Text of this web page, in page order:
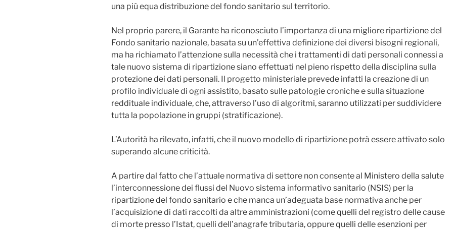
una più equa distribuzione del fondo sanitario sul territorio.
Nel proprio parere, il Garante ha riconosciuto l’importanza di una migliore ripartizione del
Fondo sanitario nazionale, basata su un’effettiva definizione dei diversi bisogni regionali,
ma ha richiamato l’attenzione sulla necessità che i trattamenti di dati personali connessi a
tale nuovo sistema di ripartizione siano effettuati nel pieno rispetto della disciplina sulla
protezione dei dati personali. Il progetto ministeriale prevede infatti la creazione di un
profilo individuale di ogni assistito, basato sulle patologie croniche e sulla situazione
reddituale individuale, che, attraverso l’uso di algoritmi, saranno utilizzati per suddividere
tutta la popolazione in gruppi (stratificazione).
L’Autorità ha rilevato, infatti, che il nuovo modello di ripartizione potrà essere attivato solo
superando alcune criticità.
A partire dal fatto che l’attuale normativa di settore non consente al Ministero della salute
l’interconnessione dei flussi del Nuovo sistema informativo sanitario (NSIS) per la
ripartizione del fondo sanitario e che manca un’adeguata base normativa anche per
l’acquisizione di dati raccolti da altre amministrazioni (come quelli del registro delle cause
di morte presso l’Istat, quelli dell’anagrafe tributaria, oppure quelli delle esenzioni per